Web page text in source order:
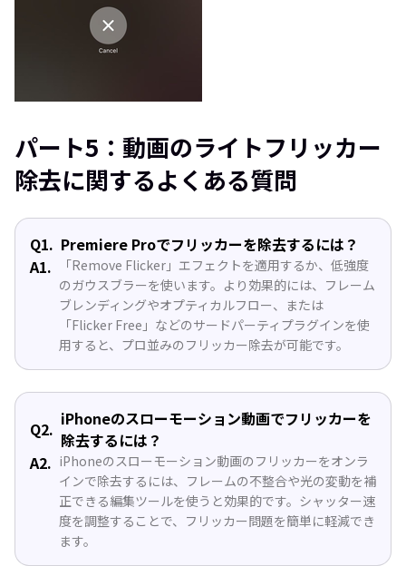
パート5：動画のライトフリッカー
除去に関するよくある質問
Q1. Premiere Proでフリッカーを除去するには？
A1.
「Remove Flicker」エフェクトを適用するか、低強度
のガウスブラーを使います。より効果的には、フレーム
ブレンディングやオプティカルフロー、または
「Flicker Free」などのサードパーティプラグインを使
用すると、プロ並みのフリッカー除去が可能です。
Q2. iPhoneのスローモーション動画でフリッカーを
除去するには？
A2. iPhoneのスローモーション動画のフリッカーをオンラ
インで除去するには、フレームの不整合や光の変動を補
正できる編集ツールを使うと効果的です。シャッター速
度を調整することで、フリッカー問題を簡単に軽減でき
ます。